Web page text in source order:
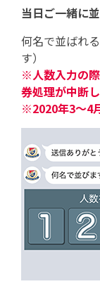
当日ご一緒に
何名で並ばれ
す）
※人数入力の
券処理が中断
※2020年3～4